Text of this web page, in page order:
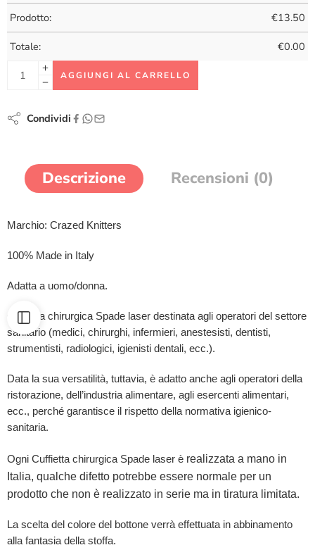
Prodotto: €13.50
Totale: €0.00
AGGIUNGI AL CARRELLO
Condividi
Descrizione Recensioni (0)
Marchio: Crazed Knitters
100% Made in Italy
Adatta a uomo/donna.
Cuffietta chirurgica Spade laser destinata agli operatori del settore
sanitario (medici, chirurghi, infermieri, anestesisti, dentisti,
strumentisti, radiologici, igienisti dentali, ecc.).
Data la sua versatilità, tuttavia, è adatto anche agli operatori della
ristorazione, dell’industria alimentare, agli esercenti alimentari,
ecc., perché garantisce il rispetto della normativa igienico-
sanitaria.
Ogni Cuffietta chirurgica Spade laser è realizzata a mano in
Italia, qualche difetto potrebbe essere normale per un
prodotto che non è realizzato in serie ma in tiratura limitata.
La scelta del colore del bottone verrà effettuata in abbinamento
alla fantasia della stoffa.